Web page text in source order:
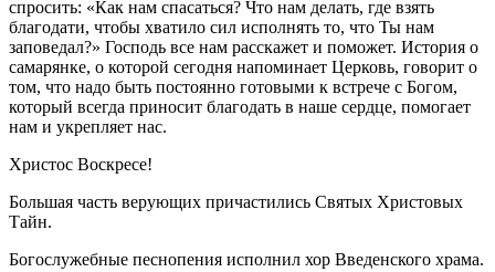
спросить: «Как нам спасаться? Что нам делать, где взять
благодати, чтобы хватило сил исполнять то, что Ты нам
заповедал?» Господь все нам расскажет и поможет. История о
самарянке, о которой сегодня напоминает Церковь, говорит о
том, что надо быть постоянно готовыми к встрече с Богом,
который всегда приносит благодать в наше сердце, помогает
нам и укрепляет нас.
Христос Воскресе!
Большая часть верующих причастились Святых Христовых
Тайн.
Богослужебные песнопения исполнил хор Введенского храма.